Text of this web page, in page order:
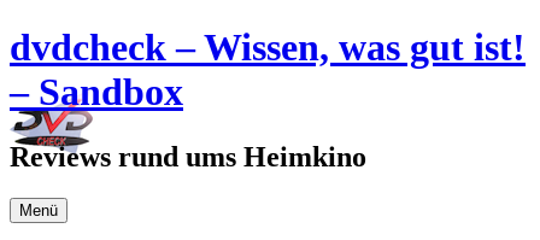
Zum
Inhalt
springen
dvdcheck – Wissen, was gut ist!
– Sandbox
Reviews rund ums Heimkino
Menü